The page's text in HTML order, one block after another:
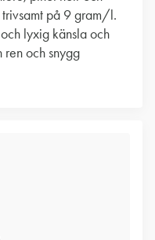
på 9 gram/l.
lyxig känsla och
ren och snygg